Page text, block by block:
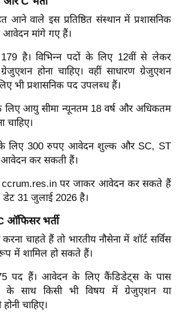
वाले इस प्रतिष्ठित संस्थान में प्रशासनिक
आवेदन मांगे गए हैं।
है। विभिन्न पदों के लिए 12वीं से लेकर
होना चाहिए। वहीं साधारण ग्रेजुएशन
भी प्रशासनिक पद उपलब्ध हैं।
आयु सीमा न्यूनतम 18 वर्ष और अधिकतम
चाहिए।
के लिए 300 रुपए आवेदन शुल्क और SC, ST
कर सकती हैं।
ccrum.res.in पर जाकर आवेदन कर सकते हैं
31 जुलाई 2026 है।
ऑफिसर भर्ती
चाहते हैं तो भारतीय नौसेना में शॉर्ट सर्विस
में शामिल हो सकते हैं।
पद हैं। आवेदन के लिए कैंडिडेट्स के पास
के साथ किसी भी विषय में ग्रेजुएशन या
चाहिए।